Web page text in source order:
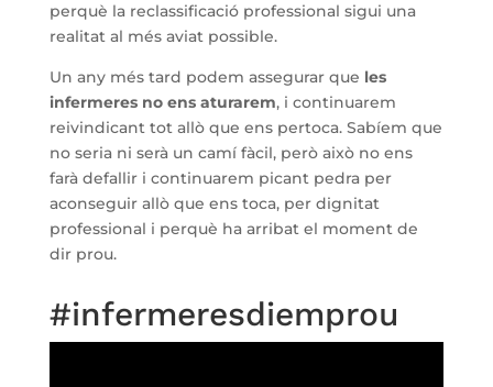
perquè la reclassificació professional sigui una
realitat al més aviat possible.
Un any més tard podem assegurar que les
infermeres no ens aturarem, i continuarem
reivindicant tot allò que ens pertoca. Sabíem que
no seria ni serà un camí fàcil, però això no ens
farà defallir i continuarem picant pedra per
aconseguir allò que ens toca, per dignitat
professional i perquè ha arribat el moment de
dir prou.
#infermeresdiemprou